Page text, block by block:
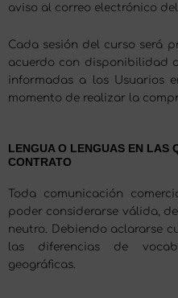
aviso al correo electrónico
Cada sesión del curso será
acuerdo con disponibilidad
informadas a los Usuarios
momento de realizar la
LENGUA O LENGUAS EN LAS
CONTRATO
Toda comunicación
poder considerarse válida,
neutro. Debiendo aclararse
las diferencias de
geográficas.